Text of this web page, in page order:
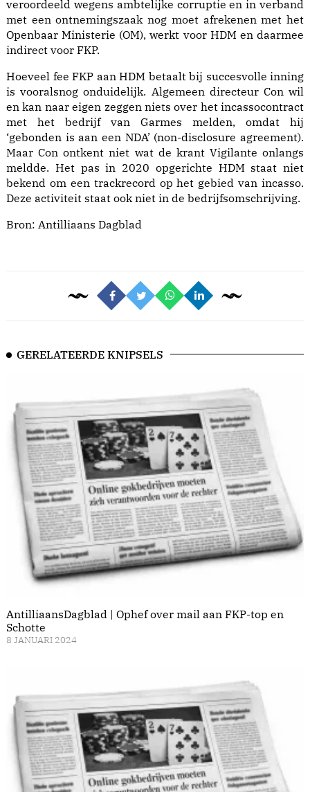
veroordeeld wegens ambtelijke corruptie en in verband
met een ontnemingszaak nog moet afrekenen met het
Openbaar Ministerie (OM), werkt voor HDM en daarmee
indirect voor FKP.
Hoeveel fee FKP aan HDM betaalt bij succesvolle inning
is vooralsnog onduidelijk. Algemeen directeur Con wil
en kan naar eigen zeggen niets over het incassocontract
met het bedrijf van Garmes melden, omdat hij
‘gebonden is aan een NDA’ (non-disclosure agreement).
Maar Con ontkent niet wat de krant Vigilante onlangs
meldde. Het pas in 2020 opgerichte HDM staat niet
bekend om een trackrecord op het gebied van incasso.
Deze activiteit staat ook niet in de bedrijfsomschrijving.
Bron: Antilliaans Dagblad
GERELATEERDE KNIPSELS
AntilliaansDagblad | Ophef over mail aan FKP-top en
Schotte
8 JANUARI 2024